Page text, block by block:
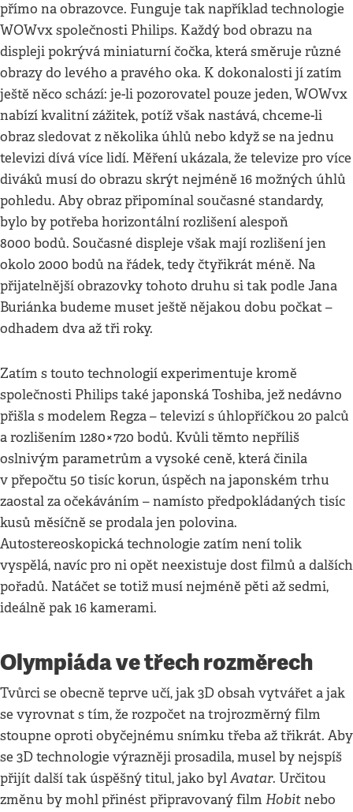
přímo na obrazovce. Funguje tak například technologie
WOWvx společnosti Philips. Každý bod obrazu na
displeji pokrývá miniaturní čočka, která směruje různé
obrazy do levého a pravého oka. K dokonalosti jí zatím
ještě něco schází: je-li pozorovatel pouze jeden, WOWvx
nabízí kvalitní zážitek, potíž však nastává, chceme-li
obraz sledovat z několika úhlů nebo když se na jednu
televizi dívá více lidí. Měření ukázala, že televize pro více
diváků musí do obrazu skrýt nejméně 16 možných úhlů
pohledu. Aby obraz připomínal současné standardy,
bylo by potřeba horizontální rozlišení alespoň
8000 bodů. Současné displeje však mají rozlišení jen
okolo 2000 bodů na řádek, tedy čtyřikrát méně. Na
přijatelnější obrazovky tohoto druhu si tak podle Jana
Buriánka budeme muset ještě nějakou dobu počkat –
odhadem dva až tři roky.
Zatím s touto technologií experimentuje kromě
společnosti Philips také japonská Toshiba, jež nedávno
přišla s modelem Regza – televizí s úhlopříčkou 20 palců
a rozlišením 1280×720 bodů. Kvůli těmto nepříliš
oslnivým parametrům a vysoké ceně, která činila
v přepočtu 50 tisíc korun, úspěch na japonském trhu
zaostal za očekáváním – namísto předpokládaných tisíc
kusů měsíčně se prodala jen polovina.
Autostereoskopická technologie zatím není tolik
vyspělá, navíc pro ni opět neexistuje dost filmů a dalších
pořadů. Natáčet se totiž musí nejméně pěti až sedmi,
ideálně pak 16 kamerami.
Olympiáda ve třech rozměrech
Tvůrci se obecně teprve učí, jak 3D obsah vytvářet a jak
se vyrovnat s tím, že rozpočet na trojrozměrný film
stoupne oproti obyčejnému snímku třeba až třikrát. Aby
se 3D technologie výrazněji prosadila, musel by nejspíš
přijít další tak úspěšný titul, jako bylAvatar. Určitou
změnu by mohl přinést připravovaný film Hobitnebo